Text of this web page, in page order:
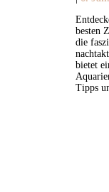
besten
die
bietet
Tipps